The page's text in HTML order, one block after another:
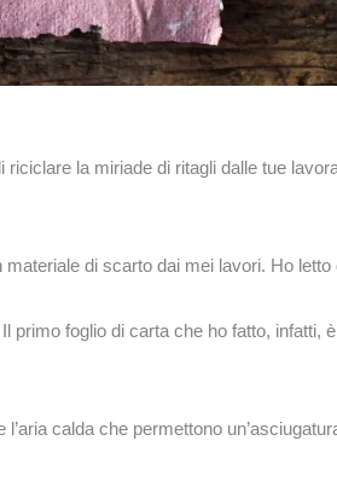
riciclare la miriade di ritagli dalle tue
di scarto dai mei lavori. Ho
foglio di carta che ho fatto, infatti,
l’aria calda che permettono